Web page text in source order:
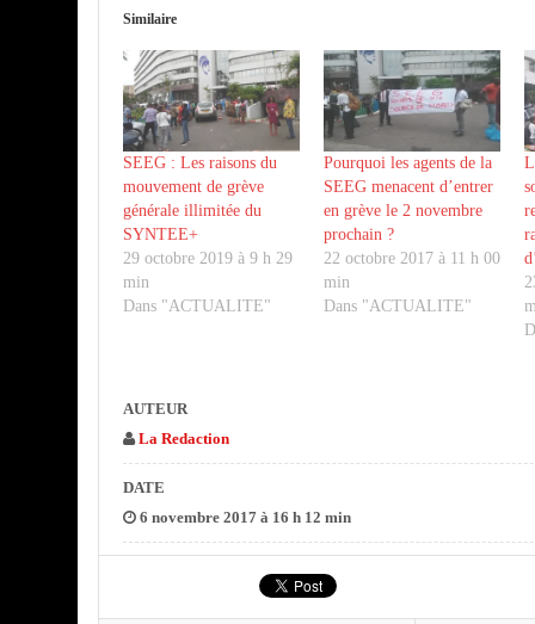
Similaire
SEEG : Les raisons du
mouvement de grève
générale illimitée du
SYNTEE+
29 octobre 2019 à 9 h 29
min
Dans "ACTUALITE"
Pourquoi les agents de la
SEEG menacent d’entrer
en grève le 2 novembre
prochain ?
22 octobre 2017 à 11 h 00
min
Dans "ACTUALITE"
AUTEUR
La Redaction
DATE
6 novembre 2017 à 16 h 12 min